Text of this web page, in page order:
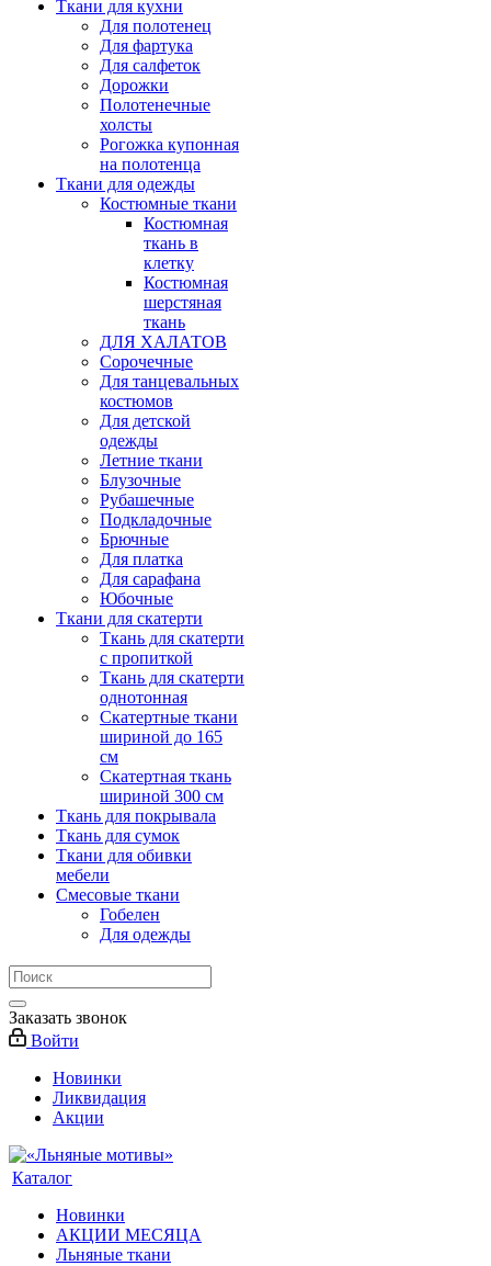
Ткани для кухни
Для полотенец
Для фартука
Для салфеток
Дорожки
Полотенечные
холсты
Рогожка купонная
на полотенца
Ткани для одежды
Костюмные ткани
Костюмная
ткань в
клетку
Костюмная
шерстяная
ткань
ДЛЯ ХАЛАТОВ
Сорочечные
Для танцевальных
костюмов
Для детской
одежды
Летние ткани
Блузочные
Рубашечные
Подкладочные
Брючные
Для платка
Для сарафана
Юбочные
Ткани для скатерти
Ткань для скатерти
с пропиткой
Ткань для скатерти
однотонная
Скатертные ткани
шириной до 165
см
Скатертная ткань
шириной 300 см
Ткань для покрывала
Ткань для сумок
Ткани для обивки
мебели
Смесовые ткани
Гобелен
Для одежды
Заказать звонок
Войти
Новинки
Ликвидация
Акции
Каталог
Новинки
АКЦИИ МЕСЯЦА
Льняные ткани